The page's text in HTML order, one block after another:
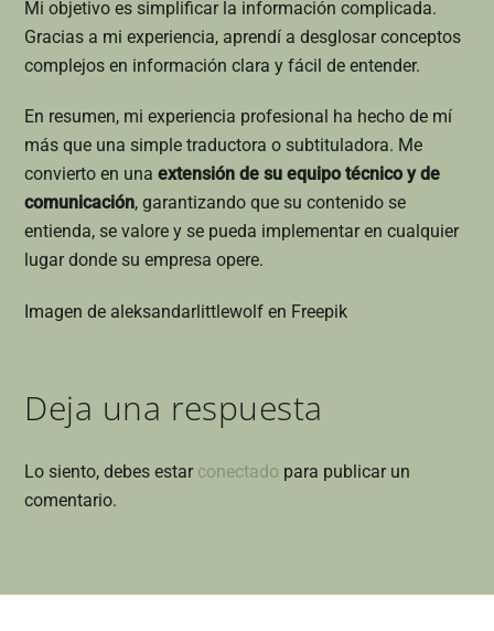
Mi objetivo es simplificar la información complicada.
Gracias a mi experiencia, aprendí a desglosar conceptos
complejos en información clara y fácil de entender.
En resumen, mi experiencia profesional ha hecho de mí
más que una simple traductora o subtituladora. Me
convierto en unaextensión de su equipo técnico y de
comunicación, garantizando que su contenido se
entienda, se valore y se pueda implementar en cualquier
lugar donde su empresa opere.
Imagen de aleksandarlittlewolf en Freepik
Deja una respuesta
Lo siento, debes estar conectado para publicar un
comentario.